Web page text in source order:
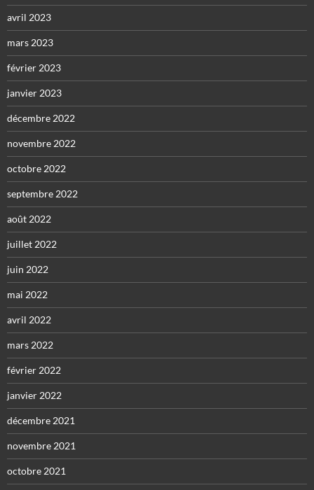
avril 2023
mars 2023
février 2023
janvier 2023
décembre 2022
novembre 2022
octobre 2022
septembre 2022
août 2022
juillet 2022
juin 2022
mai 2022
avril 2022
mars 2022
février 2022
janvier 2022
décembre 2021
novembre 2021
octobre 2021